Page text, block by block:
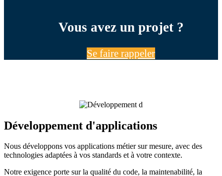
Vous avez un projet ?
Se faire rappeler
Développement d'applications
Nous développons vos applications métier sur mesure, avec des
technologies adaptées à vos standards et à votre contexte.
Notre exigence porte sur la qualité du code, la maintenabilité, la